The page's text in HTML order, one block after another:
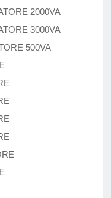
2000VA
3000VA
500VA